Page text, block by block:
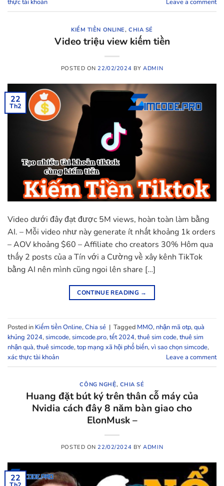
thực tài khoản
Leave a comment
KIẾM TIỀN ONLINE,CHIA SẺ
Video triệu view kiếm tiền
POSTED ON22/02/2024 BYADMIN
22
Th2
Video dưới đây đạt được 5M views, hoàn toàn làm bằng
AI. – Mỗi video như này generate ít nhất khoảng 1k orders
– AOV khoảng $60 – Affiliate cho creators 30% Hôm qua
thấy 2 posts của a Tín với a Cường về xây kênh TikTok
bằng AI nên mình cũng ngoi lên share […]
CONTINUE READING →
Posted in Kiếm tiền Online, Chia sẻ | Tagged MMO, nhận mã otp, quà
khủng 2024, simcode, simcode.pro, tết 2024, thuê sim code, thuê sim
nhận quà, thuê simcode, top mạng xã hội phổ biến, vì sao chọn simcode,
xác thực tài khoản
Leave a comment
CÔNG NGHỆ, CHIA SẺ
Huang đặt bút ký trên thân cỗ máy của
Nvidia cách đây 8 năm bàn giao cho
ElonMusk –
POSTED ON22/02/2024 BYADMIN
22